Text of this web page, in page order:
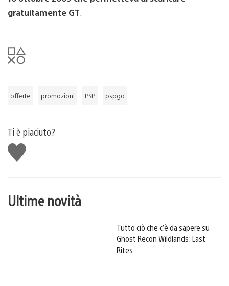
gratuitamente GT
offerte promozioni PSP pspgo
Ti è piaciuto?
Mi
piace
Ultime novità
Tutto ciò che c’è da sapere su
Ghost Recon Wildlands: Last
Rites